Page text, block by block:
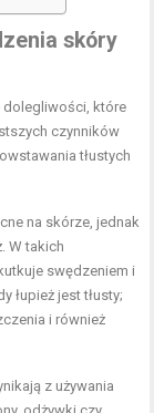
skóry
dolegliwości, które
czynników
tłustych
na skórze, jednak
W takich
swędzeniem i
łupież jest tłusty;
i również
z używania